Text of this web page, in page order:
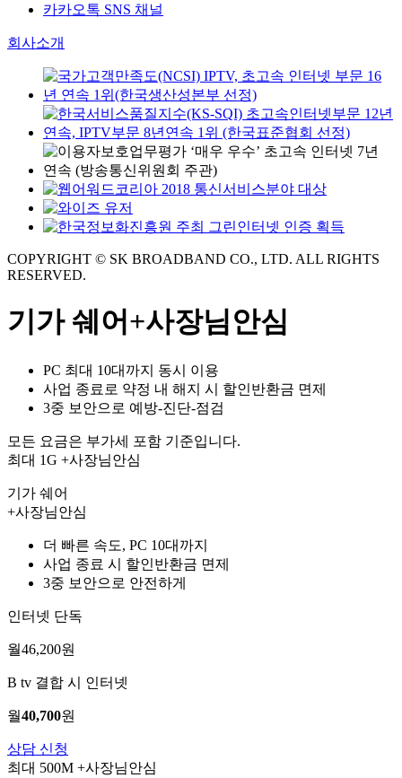
카카오톡 SNS 채널
회사소개
COPYRIGHT © SK BROADBAND CO., LTD. ALL RIGHTS
RESERVED.
기가 쉐어+사장님안심
PC 최대 10대까지 동시 이용
사업 종료로 약정 내 해지 시 할인반환금 면제
3중 보안으로 예방-진단-점검
모든 요금은 부가세 포함 기준입니다.
최대 1G +사장님안심
기가 쉐어
+사장님안심
더 빠른 속도, PC 10대까지
사업 종료 시 할인반환금 면제
3중 보안으로 안전하게
인터넷 단독
월46,200원
B tv 결합 시 인터넷
월40,700원
상담 신청
최대 500M +사장님안심